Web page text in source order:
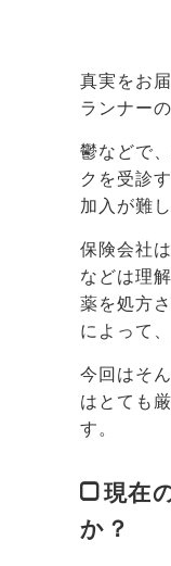
真実をお
ランナー
鬱などで
クを受診
加入が難
保険会社
などは理
薬を処方
によって
今回はそ
はとても
す。
現在
か？